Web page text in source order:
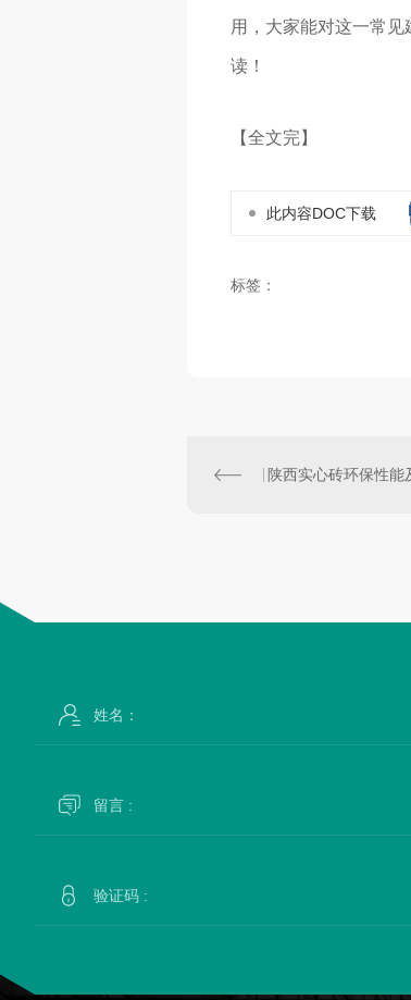
用，大家能对这一常
读！
【全文完】
此内容DOC下载
标签：
陕西实心砖环保性能